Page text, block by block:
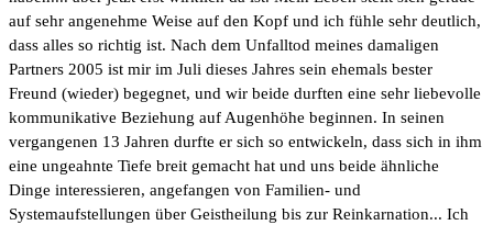
auf sehr angenehme Weise auf den Kopf und ich fühle sehr deutlich,
dass alles so richtig ist. Nach dem Unfalltod meines damaligen
Partners 2005 ist mir im Juli dieses Jahres sein ehemals bester
Freund (wieder) begegnet, und wir beide durften eine sehr liebevolle
kommunikative Beziehung auf Augenhöhe beginnen. In seinen
vergangenen 13 Jahren durfte er sich so entwickeln, dass sich in ihm
eine ungeahnte Tiefe breit gemacht hat und uns beide ähnliche
Dinge interessieren, angefangen von Familien- und
Systemaufstellungen über Geistheilung bis zur Reinkarnation... Ich